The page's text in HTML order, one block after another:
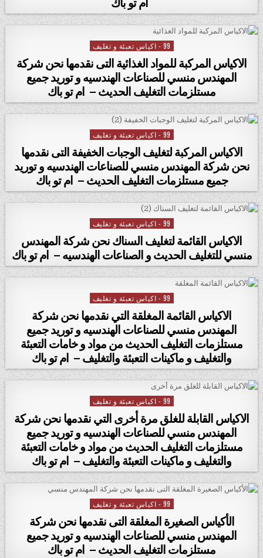
Posted in
99 - اكياس تعبئة و تغليف
الاكياس المركبة للمواد الغذائية التى نقدمها نحن شركة
المهندس منسي للصناعات الهندسيه و توريد جميع
مستلزمات التغليف الحديث – ام تو باك
Posted in
99 - اكياس تعبئة و تغليف
الاكياس المركبة لتغليف الوجبات الخفيفة التى نقدمها
نحن شركة المهندس منسي للصناعات الهندسيه و توريد
جميع مستلزمات التغليف الحديث – ام تو باك
Posted in
99 - اكياس تعبئة و تغليف
الاكياس القائمة لتغليف السناك نحن شركة المهندس
منسي للتغليف الحديث و الصناعات الهندسيه – ام تو باك
Posted in
99 - اكياس تعبئة و تغليف
الاكياس القائمة المغلقة التي نقدمها نحن شركة
المهندس منسي للصناعات الهندسيه و توريد جميع
مستلزمات التغليف الحديث من مواد و خامات التعبئة
والتغليف و ماكينات التعبئة والتغليف – ام تو باك
Posted in
99 - اكياس تعبئة و تغليف
الاكياس القابلة للغلق مرة أخرى التي نقدمها نحن شركة
المهندس منسي للصناعات الهندسيه و توريد جميع
مستلزمات التغليف الحديث من مواد و خامات التعبئة
والتغليف و ماكينات التعبئة والتغليف – ام تو باك
Posted in
99 - اكياس تعبئة و تغليف
الأكياس الصغيرة المغلقة التى نقدمها نحن شركة
المهندس منسي للصناعات الهندسيه و توريد جميع
مستلزمات التغليف الحديث – ام تو باك